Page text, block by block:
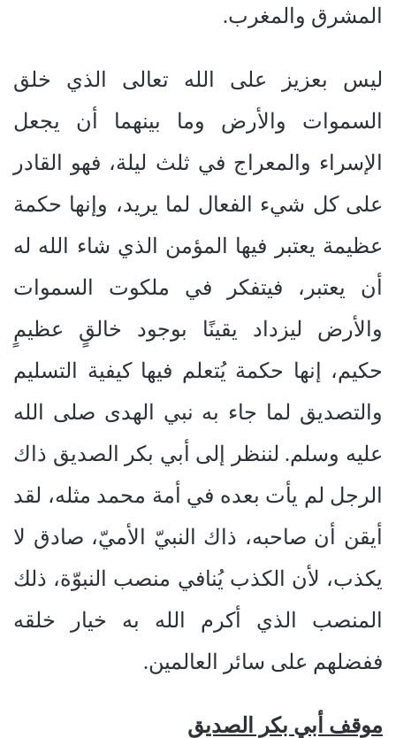
المشرق والمغرب.
ليس بعزيز على الله تعالى الذي خلق
السموات والأرض وما بينهما أن يجعل
الإسراء والمعراج في ثلث ليلة، فهو القادر
على كل شيء الفعال لما يريد، وإنها حكمة
عظيمة يعتبر فيها المؤمن الذي شاء الله له
أن يعتبر، فيتفكر في ملكوت السموات
والأرض ليزداد يقينًا بوجود خالقٍ عظيمٍ
حكيم، إنها حكمة يُتعلم فيها كيفية التسليم
والتصديق لما جاء به نبي الهدى صلى الله
عليه وسلم. لننظر إلى أبي بكر الصديق ذاك
الرجل لم يأت بعده في أمة محمد مثله، لقد
أيقن أن صاحبه، ذاك النبيّ الأميّ، صادق لا
يكذب، لأن الكذب يُنافي منصب النبوّة، ذلك
المنصب الذي أكرم الله به خيار خلقه
ففضلهم على سائر العالمين.
موقف أبي بكر الصديق